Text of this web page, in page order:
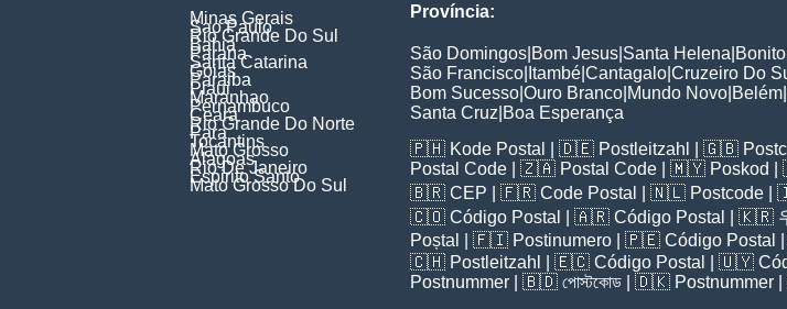
Minas Gerais
Sao Paulo
Rio Grande Do Sul
Bahia
Parana
Santa Catarina
Goias
Paraiba
Piaui
Maranhao
Pernambuco
Ceara
Rio Grande Do Norte
Para
Tocantins
Mato Grosso
Alagoas
Rio De Janeiro
Espirito Santo
Mato Grosso Do Sul
Província:
São Domingos Bom Jesus Santa Helena Bonito
São Francisco Itambé Cantagalo Cruzeiro Do
Bom Sucesso Ouro Branco Mundo Novo Belém
Santa Cruz Boa Esperança
🇵🇭 Kode Postal | 🇩🇪 Postleitzahl | 🇬🇧
Postal Code | 🇿🇦 Postal Code | 🇲🇾 Poskod
🇧🇷 CEP | 🇫🇷 Code Postal | 🇳🇱 Postcode |
🇨🇴 Código Postal | 🇦🇷 Código Postal | 🇰🇷
Poștal
| 🇫🇮 Postinumero | 🇵🇪 Código Postal
🇨🇭 Postleitzahl | 🇪🇨 Código Postal | 🇺🇾
Postnummer | 🇧🇩 পোস্টকোড | 🇩🇰 Postnummer